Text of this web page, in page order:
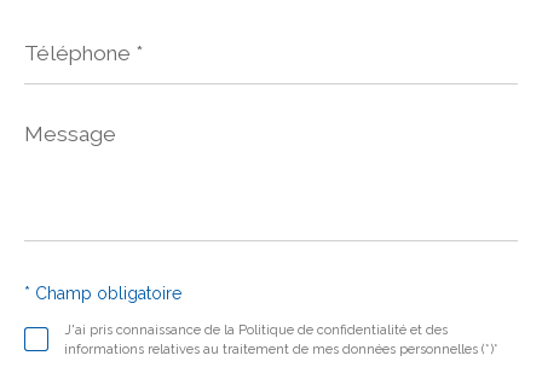
*
Message
J'ai pris connaissance de la Politique de confidentialité et des
informations relatives au traitement de mes données personnelles (*)*
* Champ obligatoire